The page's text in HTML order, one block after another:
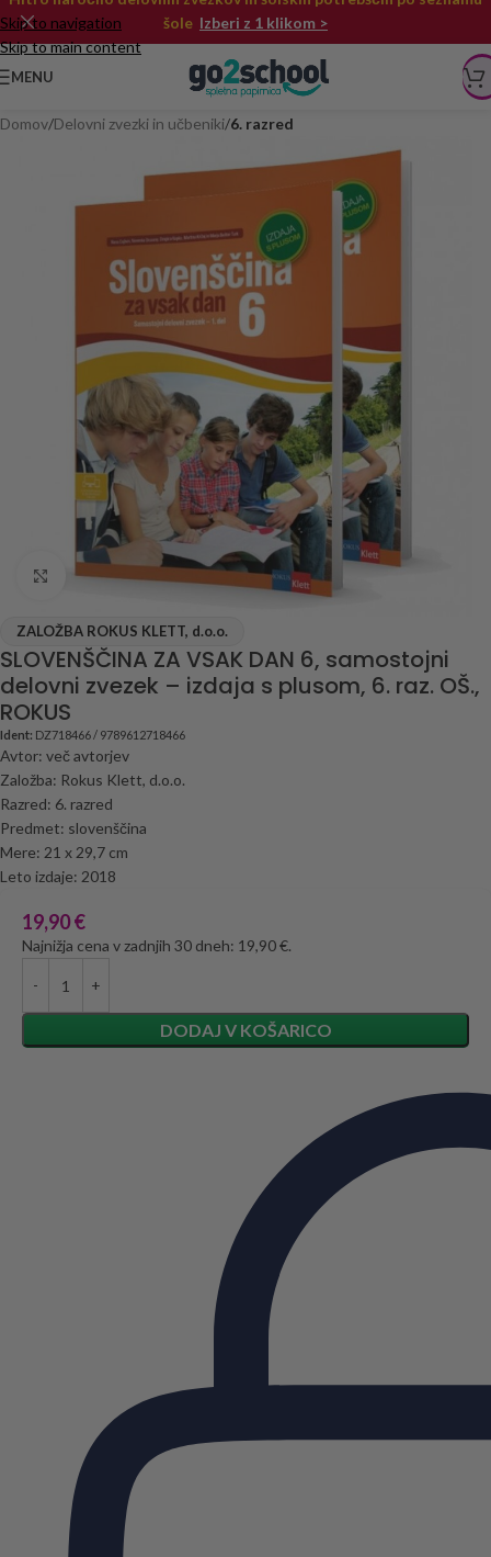
Skip to navigation
Skip to main content
šole Izberi z 1 klikom >
MENU
Domov Delovni zvezki in učbeniki 6. razred
Click to enlarge
ZALOŽBA ROKUS KLETT, d.o.o.
SLOVENŠČINA ZA VSAK DAN 6, samostojni
delovni zvezek – izdaja s plusom, 6. raz. OŠ.,
ROKUS
Ident: DZ718466 / 9789612718466
Avtor: več avtorjev
Založba: Rokus Klett, d.o.o.
Razred: 6. razred
Predmet: slovenščina
Mere: 21 x 29,7 cm
Leto izdaje: 2018
19,90€
Najnižja cena v zadnjih 30 dneh: 19,90 €.
DODAJ V KOŠARICO